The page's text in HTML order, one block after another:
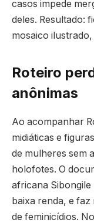
casos impede
deles. Resultado:
mosaico
Roteiro
anônimas
Ao acompanhar
midiáticas e
de mulheres sem
holofotes. O
africana Sibongile
baixa renda, e
de feminicídios.